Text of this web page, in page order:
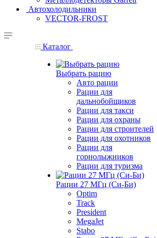
Автохолодильники
VECTOR-FROST
Каталог
Выбрать рацию
Авто рации
Рации для
дальнобойщиков
Рации для такси
Рации для охраны
Рации для строителей
Рации для охотников
Рации для
горнолыжников
Рации для туризма
Рации 27 МГц (Си-Би)
Optim
Track
President
MegaJet
Stabo